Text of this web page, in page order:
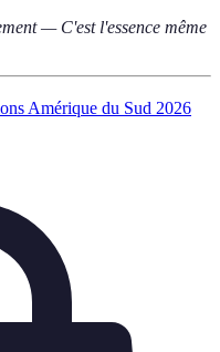
— C'est l'essence même
Amérique du Sud 2026